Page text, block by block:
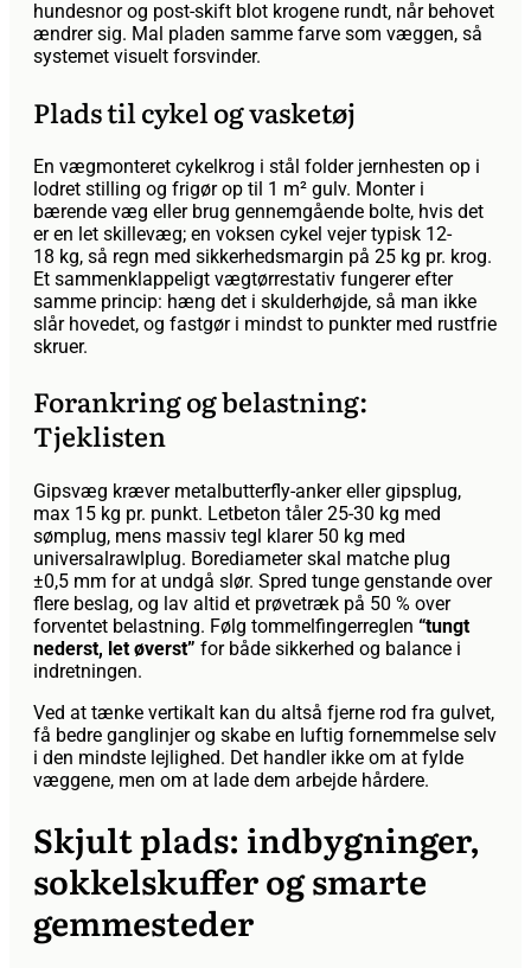
hundesnor og post-skift blot krogene rundt, når behovet
ændrer sig. Mal pladen samme farve som væggen, så
systemet visuelt forsvinder.
Plads til cykel og vasketøj
En vægmonteret cykelkrog i stål folder jernhesten op i
lodret stilling og frigør op til 1 m² gulv. Monter i
bærende væg eller brug gennemgående bolte, hvis det
er en let skillevæg; en voksen cykel vejer typisk 12-
18 kg, så regn med sikkerheds­margin på 25 kg pr. krog.
Et sammenklappeligt væg­tørrestativ fungerer efter
samme princip: hæng det i skulderhøjde, så man ikke
slår hovedet, og fastgør i mindst to punkter med rustfrie
skruer.
Forankring og belastning:
Tjeklisten
Gipsvæg kræver metalbutterfly-anker eller gipsplug,
max 15 kg pr. punkt. Letbeton tåler 25-30 kg med
sømplug, mens massiv tegl klarer 50 kg med
universalrawlplug. Borediameter skal matche plug
±0,5 mm for at undgå slør. Spred tunge genstande over
flere beslag, og lav altid et prøvetræk på 50 % over
forventet belastning. Følg tommelfingerreglen “tungt
nederst, let øverst” for både sikkerhed og balance i
indretningen.
Ved at tænke vertikalt kan du altså fjerne rod fra gulvet,
få bedre ganglinjer og skabe en luftig fornemmelse selv
i den mindste lejlighed. Det handler ikke om at fylde
væggene, men om at lade dem arbejde hårdere.
Skjult plads: indbygninger,
sokkelskuffer og smarte
gemmesteder